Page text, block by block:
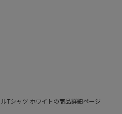
Tシャツ ホワイトの商品詳細ページ